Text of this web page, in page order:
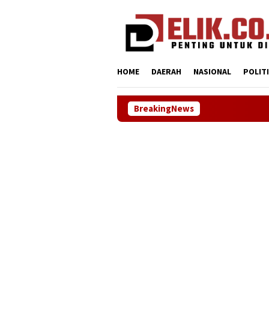
HOME DAERAH NASIONAL
BreakingNews Sinergi